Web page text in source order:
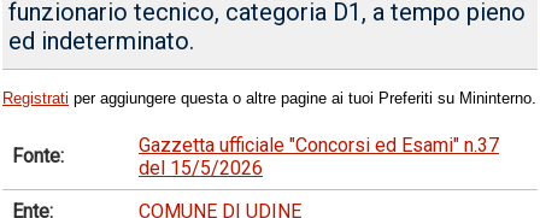
funzionario tecnico, categoria D1, a tempo pieno
ed indeterminato.
Registrati per aggiungere questa o altre pagine ai tuoi Preferiti su Mininterno.
Fonte:
Gazzetta ufficiale "Concorsi ed Esami" n.37
del 15/5/2026
Ente:
COMUNE DI UDINE